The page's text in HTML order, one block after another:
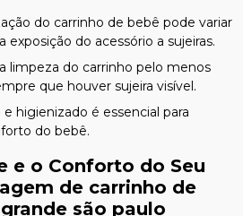
do carrinho de bebê pode variar
do acessório a sujeiras.
limpeza do carrinho pelo menos
que houver sujeira visível.
higienizado é essencial para
do bebê.
e o Conforto do Seu
de carrinho de
são paulo